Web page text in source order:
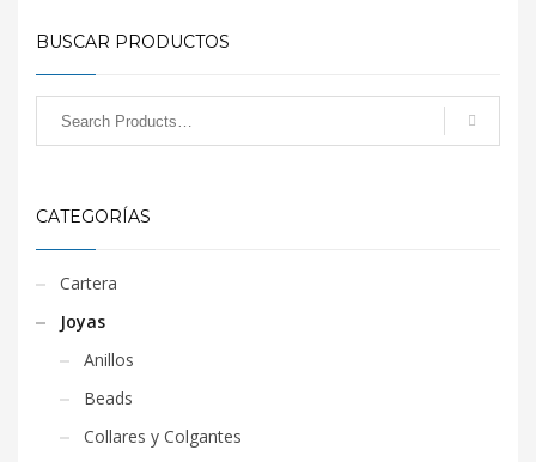
BUSCAR PRODUCTOS
CATEGORÍAS
Cartera
Joyas
Anillos
Beads
Collares y Colgantes